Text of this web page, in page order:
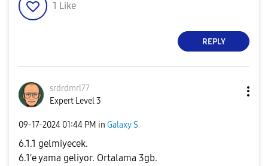
1 Like
REPLY
srdrdmrl77
Expert Level 3
‎09-17-2024 01:44 PM in Galaxy S
6.1.1 gelmiyecek.
6.1'e yama geliyor. Ortalama 3gb.